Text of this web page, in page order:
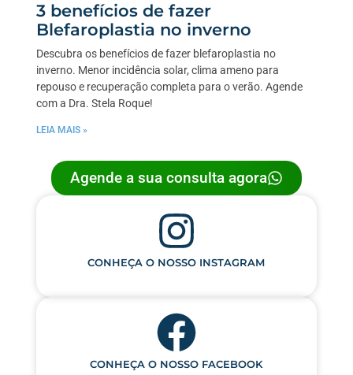
3 benefícios de fazer
Blefaroplastia no inverno
Descubra os benefícios de fazer blefaroplastia no
inverno. Menor incidência solar, clima ameno para
repouso e recuperação completa para o verão. Agende
com a Dra. Stela Roque!
LEIA MAIS »
Agende a sua consulta agora
CONHEÇA O NOSSO INSTAGRAM
CONHEÇA O NOSSO FACEBOOK